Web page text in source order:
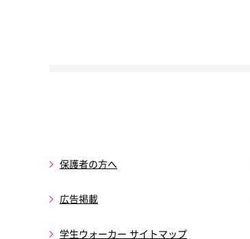
保護者の方へ
広告掲載
学生ウォーカー サイトマップ